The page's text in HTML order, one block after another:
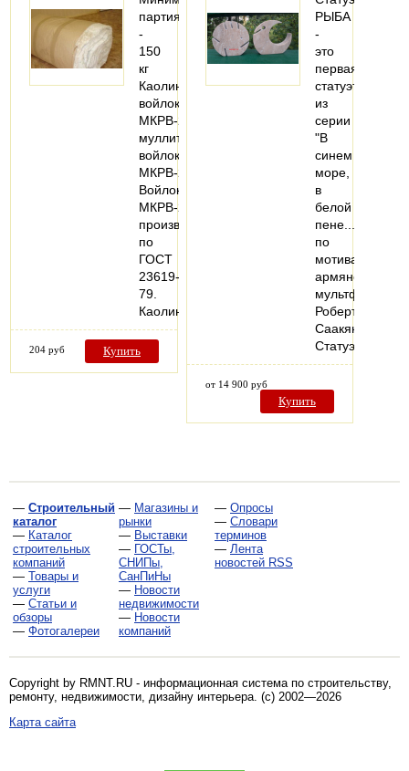
партия
-
150
кг
Каолиновый
войлок
МКРВ-200
муллитокремнеземистый
войлок
МКРВ-200.
Войлок
МКРВ-200
производится
по
ГОСТ
23619-
79.
Каолиновый…
204 руб Купить
РЫБА
-
это
первая
статуэтка
из
серии
"В
синем
море,
в
белой
пене..."
по
мотивам
армянского
мультфильма
Роберта
Саакянца.
Статуэтка…
от 14 900 руб
Купить
— Строительный
каталог
— Каталог
строительных
компаний
— Товары и
услуги
— Статьи и
обзоры
— Фотогалереи
— Магазины и
рынки
— Выставки
— ГОСТы,
СНИПы,
СанПиНы
— Новости
недвижимости
— Новости
компаний
— Опросы
— Словари
терминов
— Лента
новостей RSS
Copyright by RMNT.RU - информационная система по строительству,
ремонту, недвижимости, дизайну интерьера. (c) 2002—2026
Карта сайта